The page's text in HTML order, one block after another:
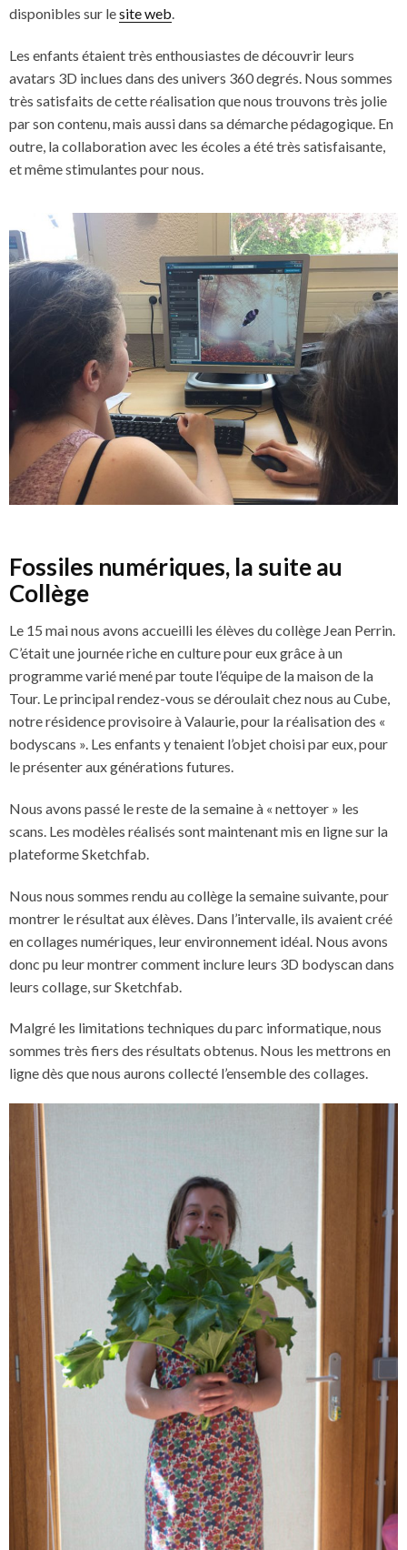
disponibles sur lesite web
Les enfants étaient très enthousiastes de découvrir leurs
avatars 3D inclues dans des univers 360 degrés. Nous sommes
très satisfaits de cette réalisation que nous trouvons très jolie
par son contenu, mais aussi dans sa démarche pédagogique. En
outre, la collaboration avec les écoles a été très satisfaisante,
et même stimulantes pour nous.
Fossiles numériques, la suite au
Collège
Le 15 mai nous avons accueilli les élèves du collège Jean Perrin.
C’était une journée riche en culture pour eux grâce à un
programme varié mené par toute l’équipe de la maison de la
Tour. Le principal rendez-vous se déroulait chez nous au Cube,
notre résidence provisoire à Valaurie, pour la réalisation des «
bodyscans ». Les enfants y tenaient l’objet choisi par eux, pour
le présenter aux générations futures.
Nous avons passé le reste de la semaine à « nettoyer » les
scans. Les modèles réalisés sont maintenant mis en ligne sur la
plateforme Sketchfab.
Nous nous sommes rendu au collège la semaine suivante, pour
montrer le résultat aux élèves. Dans l’intervalle, ils avaient créé
en collages numériques, leur environnement idéal. Nous avons
donc pu leur montrer comment inclure leurs 3D bodyscan dans
leurs collage, sur Sketchfab.
Malgré les limitations techniques du parc informatique, nous
sommes très fiers des résultats obtenus. Nous les mettrons en
ligne dès que nous aurons collecté l’ensemble des collages.